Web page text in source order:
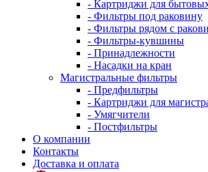
- Картриджи для
- Фильтры под раковину
- Фильтры рядом с
- Фильтры-кувшины
- Принадлежности
- Насадки на кран
Магистральные фильтры
- Предфильтры
- Картриджи для
- Умягчители
- Постфильтры
О компании
Контакты
Доставка и оплата